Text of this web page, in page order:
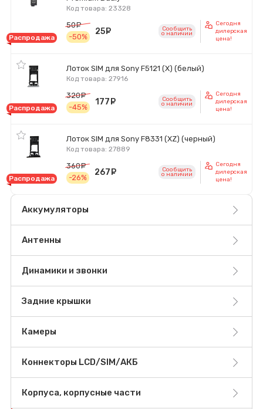
Код товара: 23328
Распродажа
50
руб.
-50%
25 Сообщить
o наличии
Сегодня
дилерская
цена!
Лоток SIM для Sony F5121 (X) (белый)
Код товара: 27916
Распродажа
320
-45%
177 руб.Сообщить
o наличии
Сегодня
дилерская
цена!
Лоток SIM для Sony F8331 (XZ) (черный)
Код товара: 27889
Распродажа
360
-26%
267 руб.Сообщить
o наличии
Сегодня
дилерская
цена!
Аккумуляторы
Антенны
Динамики и звонки
Задние крышки
Камеры
Коннекторы LCD/SIM/АКБ
Корпуса, корпусные части